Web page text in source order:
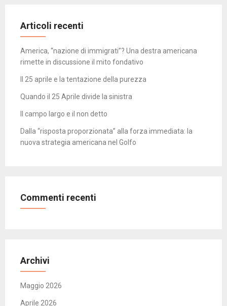
Articoli recenti
America, “nazione di immigrati”? Una destra americana
rimette in discussione il mito fondativo
Il 25 aprile e la tentazione della purezza
Quando il 25 Aprile divide la sinistra
Il campo largo e il non detto
Dalla “risposta proporzionata” alla forza immediata: la
nuova strategia americana nel Golfo
Commenti recenti
Archivi
Maggio 2026
Aprile 2026